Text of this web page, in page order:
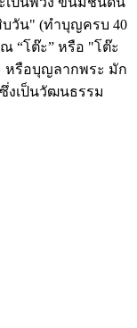
วัน" (ทำบุญครบ 40
“โต๊ะ” หรือ "โต๊ะ
หรือบุญลากพระ มัก
งเป็นวัฒนธรรม